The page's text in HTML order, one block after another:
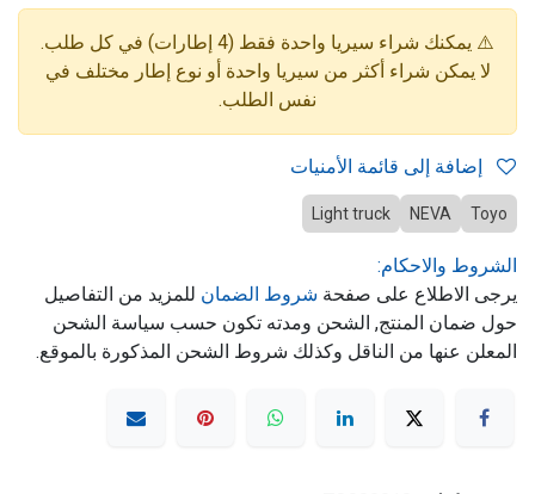
⚠️ يمكنك شراء سيريا واحدة فقط (4 إطارات) في كل طلب.
لا يمكن شراء أكثر من سيريا واحدة أو نوع إطار مختلف في
نفس الطلب.
Toyo
NEVA
Light truck
الشروط والاحكام:
يرجى الاطلاع على صفحة شروط الضمان للمزيد من التفاصيل
حول ضمان المنتج, الشحن ومدته تكون حسب سياسة الشحن
المعلن عنها من الناقل وكذلك شروط الشحن المذكورة بالموقع.